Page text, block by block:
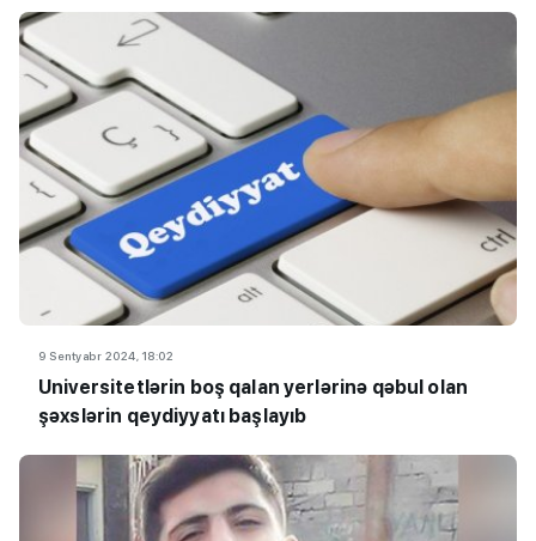
9 Sentyabr 2024, 18:02
Universitetlərin boş qalan yerlərinə qəbul olan
şəxslərin qeydiyyatı başlayıb